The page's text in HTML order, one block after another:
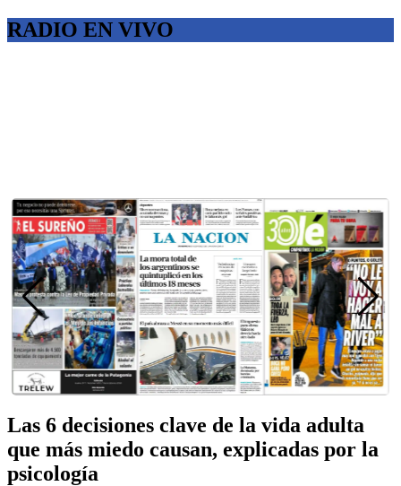
RADIO EN VIVO
Las 6 decisiones clave de la vida adulta
que más miedo causan, explicadas por la
psicología